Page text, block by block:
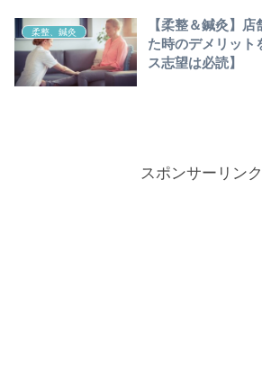
柔整、鍼灸
【柔整＆鍼灸】
た時のデメリット
ス志望は必読】
スポンサーリンク